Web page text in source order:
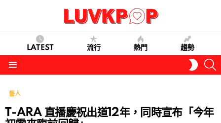
LATEST 流行 熱門 趨勢
SKIN
藝人
T-ARA 直播慶祝出道12年，同時宣布「今年